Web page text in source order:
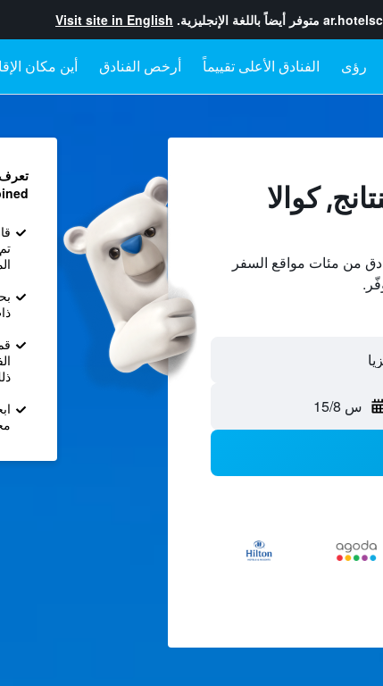
متوفر أيضاً باللغة الإنجليزية. Visit site in English
رؤى الفنادق الأعلى تقييماً أرخص الفنادق أين مكان
كوالا
من مئات مواقع السفر
س 15/8